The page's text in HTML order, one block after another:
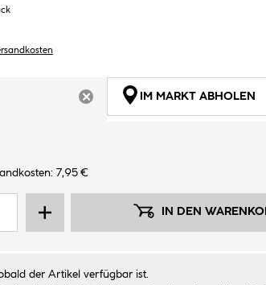
ARTIKEL NICHT VERFÜGBAR
IM MARKT ABHOLEN
7,95 €
IN DEN
der Artikel verfügbar ist.